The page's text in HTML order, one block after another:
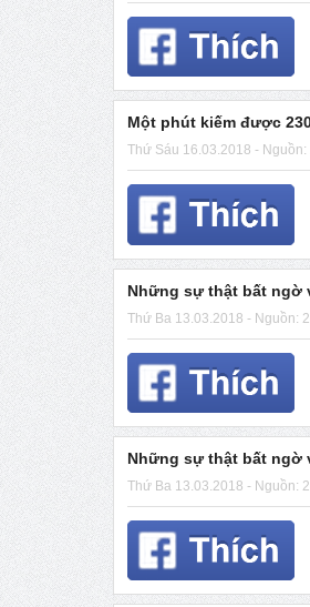
Một phút kiếm được
Thứ Sáu 16.03.2018 - Nguồn:
Những sự thật bất ngờ
Thứ Ba 13.03.2018 - Nguồn:
Những sự thật bất ngờ
Thứ Ba 13.03.2018 - Nguồn: